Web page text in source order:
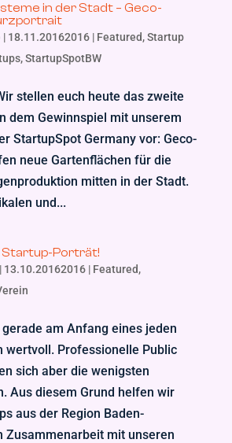
in der Stadt – Geco-
| 18.11.20162016| Featured,Startup
,StartupSpotBW
stellen euch heute das zweite
dem Gewinnspiel mit unserem
StartupSpot Germany vor: Geco-
neue Gartenflächen für die
mitten in der Stadt.
und...
Startup-Porträt!
| 13.10.20162016| Featured,
am Anfang eines jeden
wertvoll. Professionelle Public
sich aber die wenigsten
Aus diesem Grund helfen wir
aus der Region Baden-
Zusammenarbeit mit unseren